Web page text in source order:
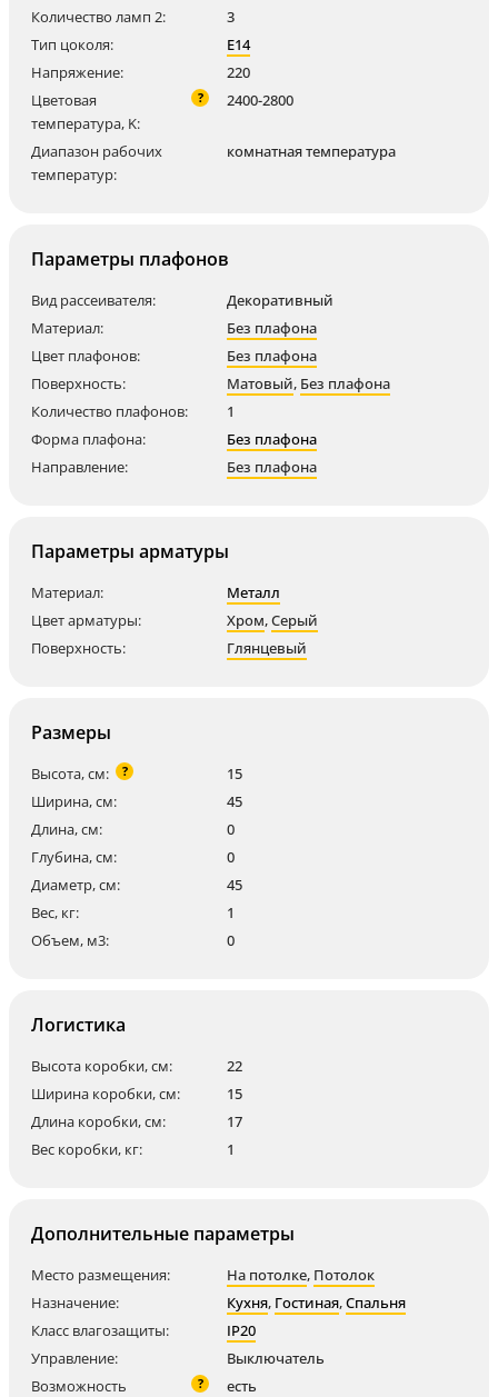
Количество ламп 2:
3
Тип цоколя:
E14
Напряжение:
220
Цветовая
температура, K:
? 2400-2800
Диапазон рабочих
температур:
комнатная температура
Параметры плафонов
Вид рассеивателя:
Декоративный
Материал:
Без плафона
Цвет плафонов:
Без плафона
Поверхность:
Матовый, Без плафона
Количество плафонов:
1
Форма плафона:
Без плафона
Направление:
Без плафона
Параметры арматуры
Материал:
Металл
Цвет арматуры:
Хром,Серый
Поверхность:
Глянцевый
Размеры
Высота, см: ?
15
Ширина, см:
45
Длина, см:
0
Глубина, см:
0
Диаметр, см:
45
Вес, кг:
1
Объем, м3:
0
Логистика
Высота коробки, см:
22
Ширина коробки, см:
15
Длина коробки, см:
17
Вес коробки, кг:
1
Дополнительные параметры
Место размещения: На потолке, Потолок
Назначение:
Кухня, Гостиная,Спальня
Класс влагозащиты:
IP20
Управление:
Выключатель
Возможность
? есть